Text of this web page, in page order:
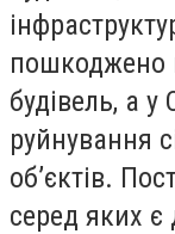
пошкоджено
будівель, а у
руйнування
об’єктів.
серед яких є